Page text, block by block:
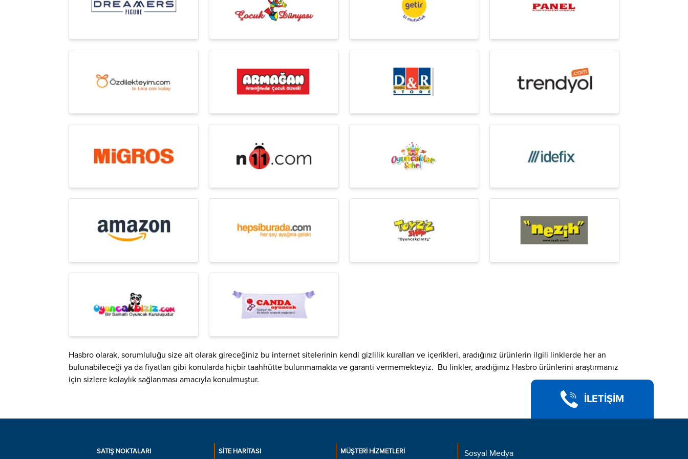
Hasbro olarak, sorumluluğu size ait olarak gireceğiniz bu internet sitelerinin kendi gizlilik kuralları ve içerikleri, aradığınız ürünlerin ilgili linklerde her an
bulunabileceği ya da fiyatları gibi konularda hiçbir taahhütte bulunmamakta ve garanti vermemekteyiz. Bu linkler, aradığınız Hasbro ürünlerini araştırmanız
için sizlere kolaylık sağlanması amacıyla konulmuştur.
İLETİŞİM
SATIŞ NOKTALARI SITE HARITASI MÜŞTERI HIZMETLERI Sosyal Medya